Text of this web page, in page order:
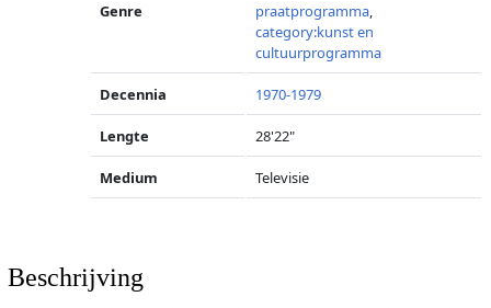
Genre praatprogramma,
category:kunst en
cultuurprogramma
Decennia 1970-1979
Lengte 28'22"
Medium Televisie
Beschrijving